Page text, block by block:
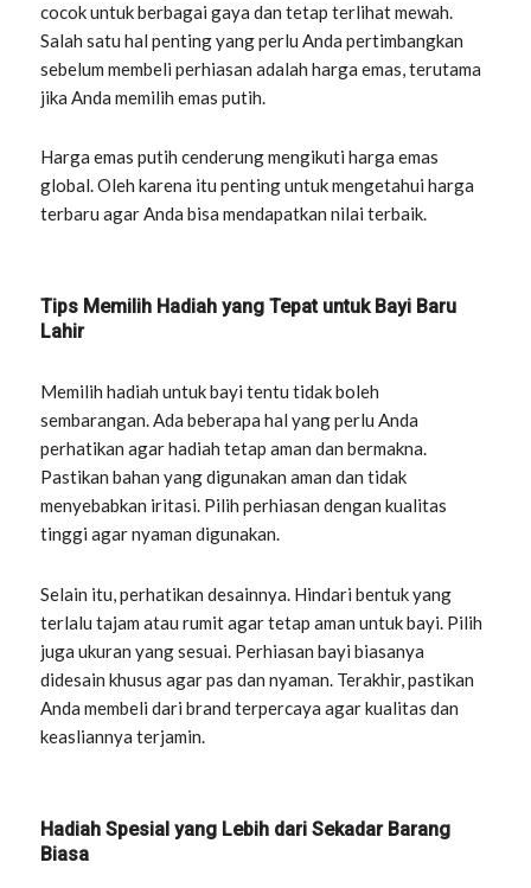
cocok untuk berbagai gaya dan tetap terlihat mewah.
Salah satu hal penting yang perlu Anda pertimbangkan
sebelum membeli perhiasan adalah harga emas, terutama
jika Anda memilih emas putih.
Harga emas putih cenderung mengikuti harga emas
global. Oleh karena itu penting untuk mengetahui harga
terbaru agar Anda bisa mendapatkan nilai terbaik.
Tips Memilih Hadiah yang Tepat untuk Bayi Baru
Lahir
Memilih hadiah untuk bayi tentu tidak boleh
sembarangan. Ada beberapa hal yang perlu Anda
perhatikan agar hadiah tetap aman dan bermakna.
Pastikan bahan yang digunakan aman dan tidak
menyebabkan iritasi. Pilih perhiasan dengan kualitas
tinggi agar nyaman digunakan.
Selain itu, perhatikan desainnya. Hindari bentuk yang
terlalu tajam atau rumit agar tetap aman untuk bayi. Pilih
juga ukuran yang sesuai. Perhiasan bayi biasanya
didesain khusus agar pas dan nyaman. Terakhir, pastikan
Anda membeli dari brand terpercaya agar kualitas dan
keasliannya terjamin.
Hadiah Spesial yang Lebih dari Sekadar Barang
Biasa